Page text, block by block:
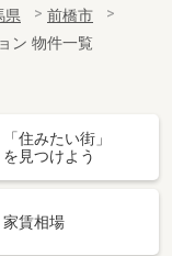
県
前橋市
ン 物件一覧
「住みたい街」
を見つけよう
家賃相場